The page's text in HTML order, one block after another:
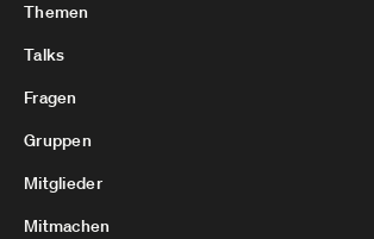
Themen
Talks
Fragen
Gruppen
Mitglieder
Mitmachen